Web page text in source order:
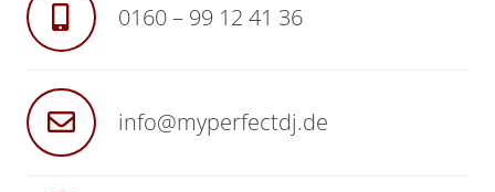
0160 – 99 12 41 36
info@myperfectdj.de